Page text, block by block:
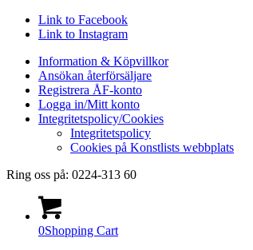
Link to Facebook
Link to Instagram
Information & Köpvillkor
Ansökan återförsäljare
Registrera ÅF-konto
Logga in/Mitt konto
Integritetspolicy/Cookies
Integritetspolicy
Cookies på Konstlists webbplats
Ring oss på: 0224-313 60
0Shopping Cart